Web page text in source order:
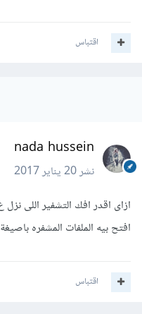
اقتباس
nada hussein
نشر20 يناير 2017
افتح بيه الملفات المشفره باصيغة sage
اقتباس